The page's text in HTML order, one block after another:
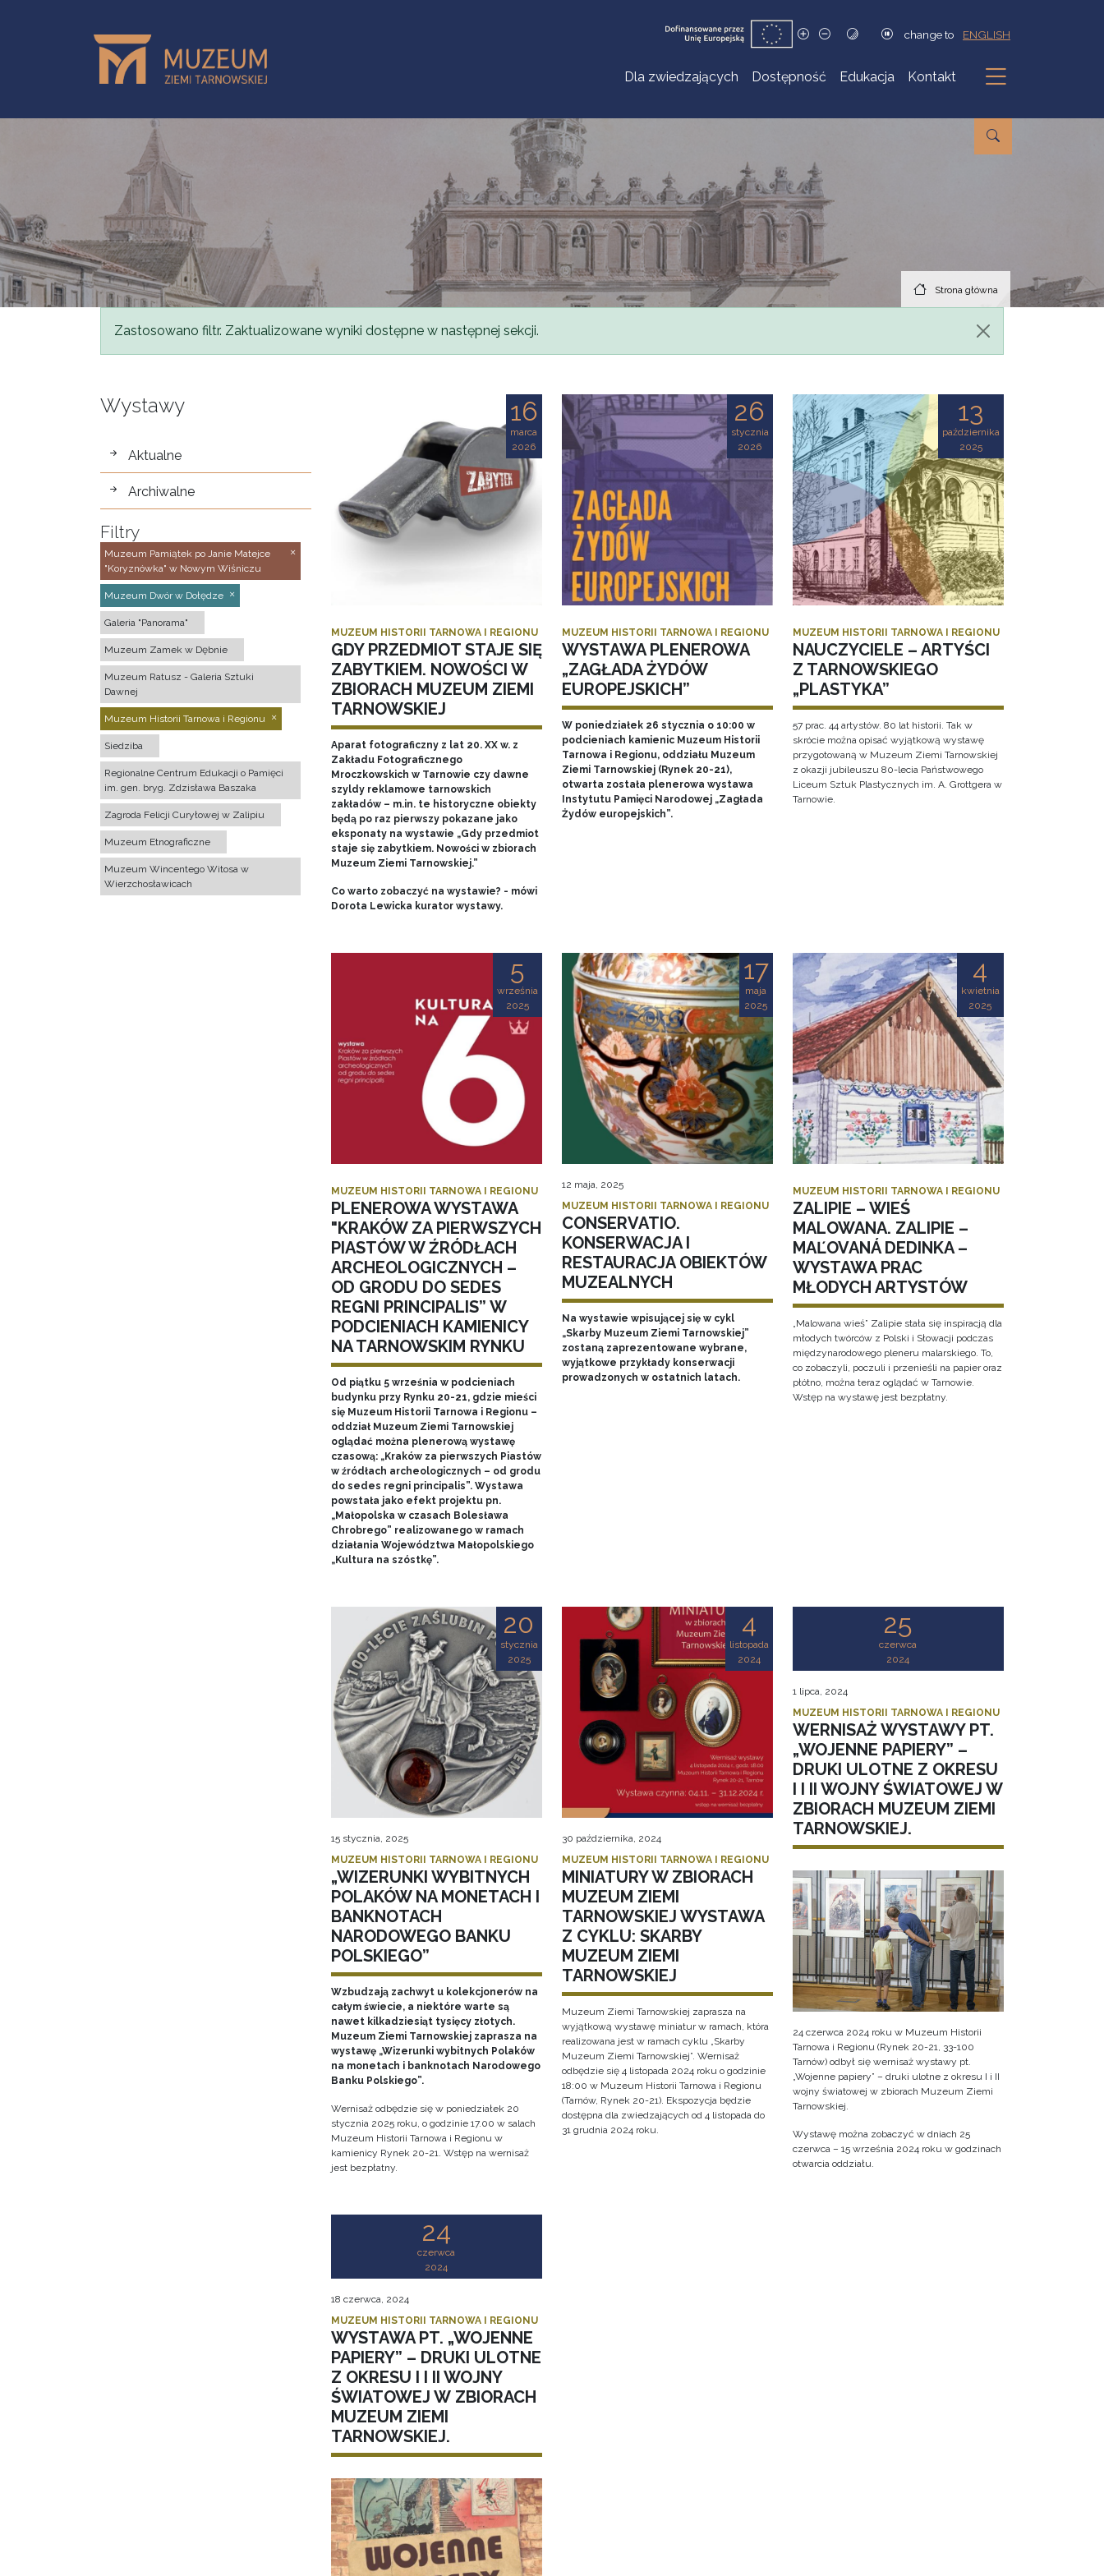
change to ENGLISH
Dla zwiedzających Dostępność Edukacja Kontakt
Podmenu
Strona główna
Komunikat
Zastosowano filtr. Zaktualizowane wyniki dostępne w następnej sekcji.
Wystawy
wystawy
Aktualne
Archiwalne
Filtry
Muzeum Pamiątek po Janie Matejce
"Koryznówka" w Nowym Wiśniczu
Muzeum Dwór w Dołędze
Galeria "Panorama"
Muzeum Zamek w Dębnie
Muzeum Ratusz - Galeria Sztuki
Dawnej
Muzeum Historii Tarnowa i Regionu
Siedziba
Regionalne Centrum Edukacji o Pamięci
im. gen. bryg. Zdzisława Baszaka
Zagroda Felicji Curyłowej w Zalipiu
Muzeum Etnograficzne
Muzeum Wincentego Witosa w
Wierzchosławicach
16
marca
2026
MUZEUM HISTORII TARNOWA I REGIONU
GDY PRZEDMIOT STAJE SIĘ
ZABYTKIEM. NOWOŚCI W
ZBIORACH MUZEUM ZIEMI
TARNOWSKIEJ
Aparat fotograficzny z lat 20. XX w. z
Zakładu Fotograficznego
Mroczkowskich w Tarnowie czy dawne
szyldy reklamowe tarnowskich
zakładów – m.in. te historyczne obiekty
będą po raz pierwszy pokazane jako
eksponaty na wystawie „Gdy przedmiot
staje się zabytkiem. Nowości w zbiorach
Muzeum Ziemi Tarnowskiej.”
Co warto zobaczyć na wystawie? - mówi
Dorota Lewicka kurator wystawy.
26
stycznia
2026
MUZEUM HISTORII TARNOWA I REGIONU
WYSTAWA PLENEROWA
„ZAGŁADA ŻYDÓW
EUROPEJSKICH”
W poniedziałek 26 stycznia o 10:00 w
podcieniach kamienic Muzeum Historii
Tarnowa i Regionu, oddziału Muzeum
Ziemi Tarnowskiej (Rynek 20-21),
otwarta została plenerowa wystawa
Instytutu Pamięci Narodowej „Zagłada
Żydów europejskich”.
13
października
2025
MUZEUM HISTORII TARNOWA I REGIONU
NAUCZYCIELE – ARTYŚCI
Z TARNOWSKIEGO
„PLASTYKA”
57 prac. 44 artystów. 80 lat historii. Tak w
skrócie można opisać wyjątkową wystawę
przygotowaną w Muzeum Ziemi Tarnowskiej
z okazji jubileuszu 80-lecia Państwowego
Liceum Sztuk Plastycznych im. A. Grottgera w
Tarnowie.
5
września
2025
MUZEUM HISTORII TARNOWA I REGIONU
PLENEROWA WYSTAWA
"KRAKÓW ZA PIERWSZYCH
PIASTÓW W ŹRÓDŁACH
ARCHEOLOGICZNYCH –
OD GRODU DO SEDES
REGNI PRINCIPALIS” W
PODCIENIACH KAMIENICY
NA TARNOWSKIM RYNKU
Od piątku 5 września w podcieniach
budynku przy Rynku 20-21, gdzie mieści
się Muzeum Historii Tarnowa i Regionu –
oddział Muzeum Ziemi Tarnowskiej
oglądać można plenerową wystawę
czasową: „Kraków za pierwszych Piastów
w źródłach archeologicznych – od grodu
do sedes regni principalis”. Wystawa
powstała jako efekt projektu pn.
„Małopolska w czasach Bolesława
Chrobrego” realizowanego w ramach
działania Województwa Małopolskiego
„Kultura na szóstkę”.
17
maja
2025
12 maja, 2025
MUZEUM HISTORII TARNOWA I REGIONU
CONSERVATIO.
KONSERWACJA I
RESTAURACJA OBIEKTÓW
MUZEALNYCH
Na wystawie wpisującej się w cykl
„Skarby Muzeum Ziemi Tarnowskiej”
zostaną zaprezentowane wybrane,
wyjątkowe przykłady konserwacji
prowadzonych w ostatnich latach.
4
kwietnia
2025
MUZEUM HISTORII TARNOWA I REGIONU
ZALIPIE – WIEŚ
MALOWANA. ZALIPIE –
MAĽOVANÁ DEDINKA –
WYSTAWA PRAC
MŁODYCH ARTYSTÓW
„Malowana wieś” Zalipie stała się inspiracją dla
młodych twórców z Polski i Słowacji podczas
międzynarodowego pleneru malarskiego. To,
co zobaczyli, poczuli i przenieśli na papier oraz
płótno, można teraz oglądać w Tarnowie.
Wstęp na wystawę jest bezpłatny.
20
stycznia
2025
15 stycznia, 2025
MUZEUM HISTORII TARNOWA I REGIONU
„WIZERUNKI WYBITNYCH
POLAKÓW NA MONETACH I
BANKNOTACH
NARODOWEGO BANKU
POLSKIEGO”
Wzbudzają zachwyt u kolekcjonerów na
całym świecie, a niektóre warte są
nawet kilkadziesiąt tysięcy złotych.
Muzeum Ziemi Tarnowskiej zaprasza na
wystawę „Wizerunki wybitnych Polaków
na monetach i banknotach Narodowego
Banku Polskiego”.
Wernisaż odbędzie się w poniedziałek 20
stycznia 2025 roku, o godzinie 17.00 w salach
Muzeum Historii Tarnowa i Regionu w
kamienicy Rynek 20-21. Wstęp na wernisaż
jest bezpłatny.
4
listopada
2024
30 października, 2024
MUZEUM HISTORII TARNOWA I REGIONU
MINIATURY W ZBIORACH
MUZEUM ZIEMI
TARNOWSKIEJ WYSTAWA
Z CYKLU: SKARBY
MUZEUM ZIEMI
TARNOWSKIEJ
Muzeum Ziemi Tarnowskiej zaprasza na
wyjątkową wystawę miniatur w ramach, która
realizowana jest w ramach cyklu „Skarby
Muzeum Ziemi Tarnowskiej”. Wernisaż
odbędzie się 4 listopada 2024 roku o godzinie
18:00 w Muzeum Historii Tarnowa i Regionu
(Tarnów, Rynek 20-21). Ekspozycja będzie
dostępna dla zwiedzających od 4 listopada do
31 grudnia 2024 roku.
25
czerwca
2024
1 lipca, 2024
MUZEUM HISTORII TARNOWA I REGIONU
WERNISAŻ WYSTAWY PT.
„WOJENNE PAPIERY” –
DRUKI ULOTNE Z OKRESU
I I II WOJNY ŚWIATOWEJ W
ZBIORACH MUZEUM ZIEMI
TARNOWSKIEJ.
24 czerwca 2024 roku w Muzeum Historii
Tarnowa i Regionu (Rynek 20-21, 33-100
Tarnów) odbył się wernisaż wystawy pt.
„Wojenne papiery” – druki ulotne z okresu I i II
wojny światowej w zbiorach Muzeum Ziemi
Tarnowskiej.
Wystawę można zobaczyć w dniach 25
czerwca – 15 września 2024 roku w godzinach
otwarcia oddziału.
24
czerwca
2024
18 czerwca, 2024
MUZEUM HISTORII TARNOWA I REGIONU
WYSTAWA PT. „WOJENNE
PAPIERY” – DRUKI ULOTNE
Z OKRESU I I II WOJNY
ŚWIATOWEJ W ZBIORACH
MUZEUM ZIEMI
TARNOWSKIEJ.